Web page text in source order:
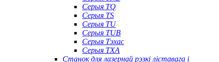
Серыя TQ
Серыя TS
Серыя TU
Серыя TUB
Серыя Тэхас
Серыя TXA
Станок для лазернай рэзкі ліставага і